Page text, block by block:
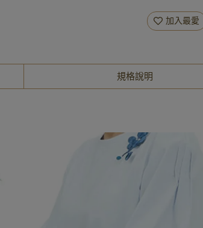
加入最愛
規格說明